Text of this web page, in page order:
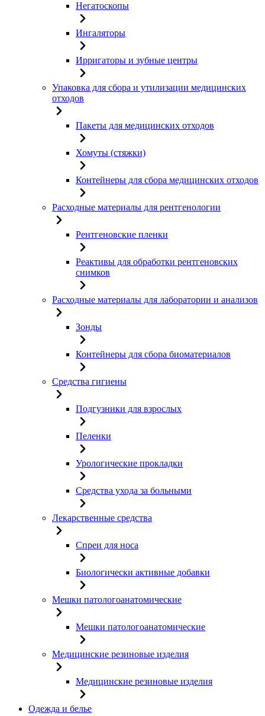
Негатоскопы
Ингаляторы
Ирригаторы и зубные центры
Упаковка для сбора и утилизации медицинских
отходов
Пакеты для медицинских отходов
Хомуты (стяжки)
Контейнеры для сбора медицинских отходов
Расходные материалы для рентгенологии
Рентгеновские пленки
Реактивы для обработки рентгеновских
снимков
Расходные материалы для лаборатории и анализов
Зонды
Контейнеры для сбора биоматериалов
Средства гигиены
Подгузники для взрослых
Пеленки
Урологические прокладки
Средства ухода за больными
Лекарственные средства
Спреи для носа
Биологически активные добавки
Мешки патологоанатомические
Мешки патологоанатомические
Медицинские резиновые изделия
Медицинские резиновые изделия
Одежда и белье